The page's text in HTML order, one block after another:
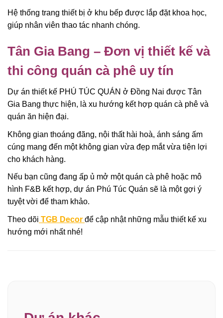
Hệ thống trang thiết bị ở khu bếp được lắp đặt khoa học,
giúp nhân viên thao tác nhanh chóng.
Tân Gia Bang – Đơn vị thiết kế và
thi công quán cà phê uy tín
Dự án thiết kế PHÚ TÚC QUÁN ở Đồng Nai được Tân
Gia Bang thực hiện, là xu hướng kết hợp quán cà phê và
quán ăn hiện đại.
Không gian thoáng đãng, nội thất hài hoà, ánh sáng ấm
cúng mang đến một không gian vừa đẹp mắt vừa tiện lợi
cho khách hàng.
Nếu bạn cũng đang ấp ủ mở một quán cà phê hoặc mô
hình F&B kết hợp, dự án Phú Túc Quán sẽ là một gợi ý
tuyệt vời để tham khảo.
Theo dõi TGB Decor để cập nhật những mẫu thiết kế xu
hướng mới nhất nhé!